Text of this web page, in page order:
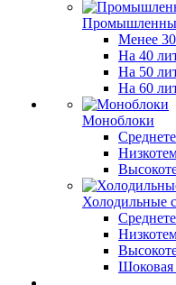
Менее
На 40
На 50
На 60
Моноблоки
Холодильные
Шоковая